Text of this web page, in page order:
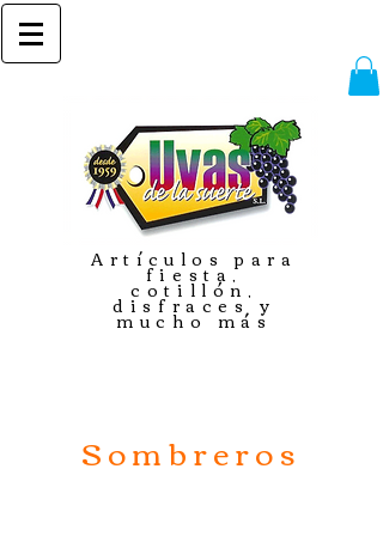
Artículos para
fiesta,
cotillón,
disfraces y
mucho más
Sombreros